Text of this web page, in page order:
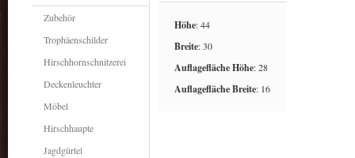
Höhe: 44
Breite: 30
Auflagefläche Höhe: 28
Auflagefläche Breite: 16
Zubehör
Trophäenschilder
Hirschhornschnitzerei
Deckenleuchter
Möbel
Hirschhaupte
Jagdgürtel